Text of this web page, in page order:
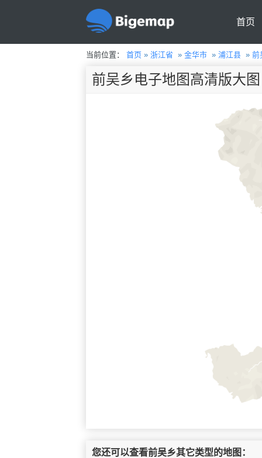
首页
当前位置： 首页» 浙江省 » 金华市» 浦江县» 前
前吴乡电子地图高清版大图
您还可以查看前吴乡其它类型的地图：